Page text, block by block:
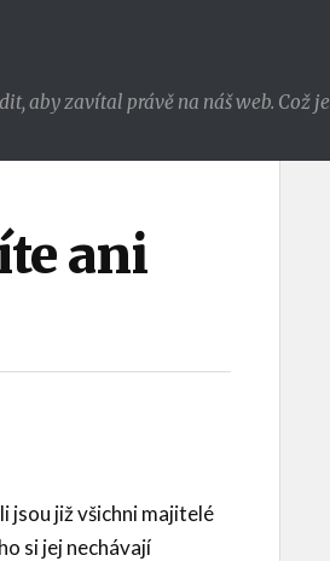
aby zavítal právě na náš web. Což
ani
jsou již všichni majitelé
si jej nechávají